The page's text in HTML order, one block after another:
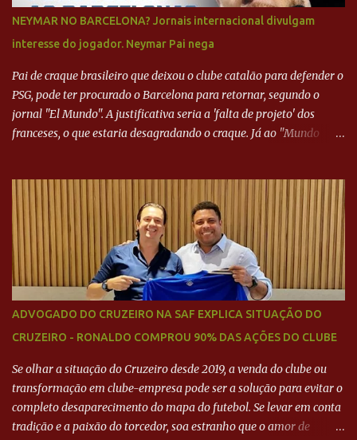
NEYMAR NO BARCELONA? Jornais internacional divulgam
interesse do jogador. Neymar Pai nega
Pai de craque brasileiro que deixou o clube catalão para defender o
PSG, pode ter procurado o Barcelona para retornar, segundo o
jornal "El Mundo". A justificativa seria a 'falta de projeto' dos
franceses, o que estaria desagradando o craque. Já ao "Mundo
Neymar Pai nega
ADVOGADO DO CRUZEIRO NA SAF EXPLICA SITUAÇÃO DO
CRUZEIRO - RONALDO COMPROU 90% DAS AÇÕES DO CLUBE
Se olhar a situação do Cruzeiro desde 2019, a venda do clube ou
transformação em clube-empresa pode ser a solução para evitar o
completo desaparecimento do mapa do futebol. Se levar em conta
tradição e a paixão do torcedor, soa estranho que o amor de